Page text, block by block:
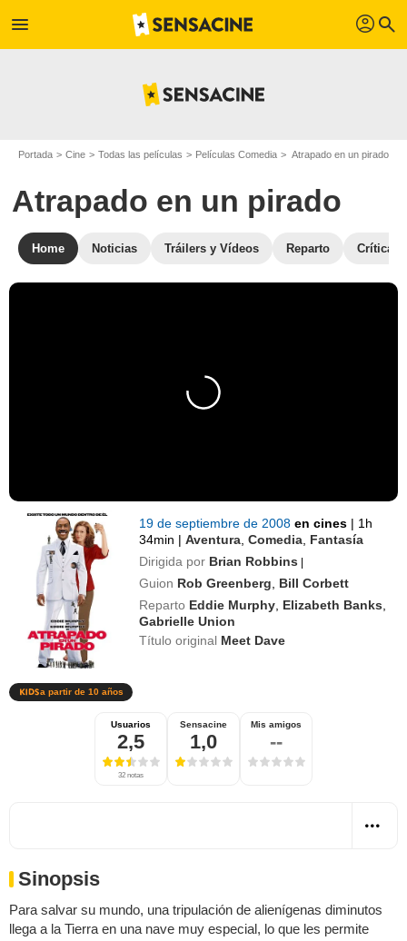
menu profil search
Portada Cine Todas las películas Películas Comedia Atrapado en un pirado
Atrapado en un pirado
Home Noticias Tráilers y Vídeos Reparto Crítica
19 de septiembre de 2008en cines | 1h
34min | Aventura ,Comedia Fantasía
Dirigida por Brian Robbins |
Guion Rob Greenberg
Bill Corbett
Reparto Eddie Murphy Elizabeth Banks
Gabrielle Union
Título original Meet Dave
a partir de 10 años
Usuarios
2,5
32 notas
Sensacine
1,0
Mis amigos
--
Sinopsis
Para salvar su mundo, una tripulación de alienígenas diminutos
llega a la Tierra en una nave muy especial, lo que les permite